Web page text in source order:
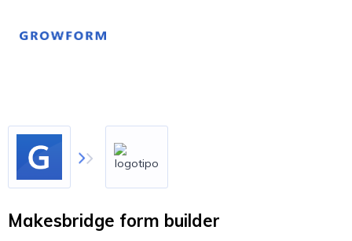
Makesbridge form builder